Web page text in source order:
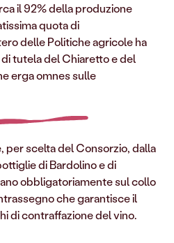
il 92% della produzione
quota di
delle Politiche agricole ha
tutela del Chiaretto e del
erga omnes sulle
per scelta del Consorzio, dalla
di Bardolino e di
obbligatoriamente sul collo
che garantisce il
di contraffazione del vino.